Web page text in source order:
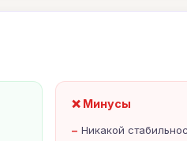
❌ Минусы
Никакой